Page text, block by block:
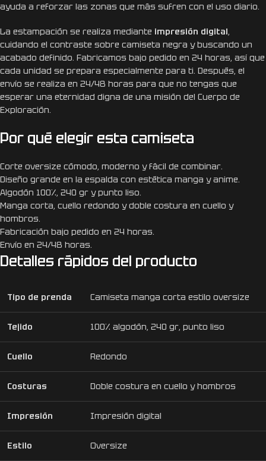
ayuda a reforzar las zonas que más sufren con el uso diario.
La estampación se realiza mediante impresión digital,
cuidando el contraste sobre camiseta negra y buscando un
acabado definido. Fabricamos bajo pedido en 24 horas, así que
cada unidad se prepara especialmente para ti. Después, el
envío se realiza en 24/48 horas para que no tengas que
esperar una eternidad digna de una misión del Cuerpo de
Exploración.
Por qué elegir esta camiseta
Corte oversize cómodo, moderno y fácil de combinar.
Diseño grande en la espalda con estética manga y anime.
Algodón 100%, 240 gr y punto liso.
Manga corta, cuello redondo y doble costura en cuello y
hombros.
Fabricación bajo pedido en 24 horas.
Envío en 24/48 horas.
Detalles rápidos del producto
Tipo de prenda Camiseta manga corta estilo oversize
Tejido 100% algodón, 240 gr, punto liso
Cuello Redondo
Costuras Doble costura en cuello y hombros
Impresión Impresión digital
Estilo Oversize